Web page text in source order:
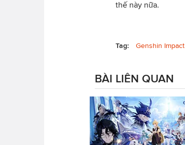
thế này nữa.
Tag: Genshin Impact
BÀI LIÊN QUAN